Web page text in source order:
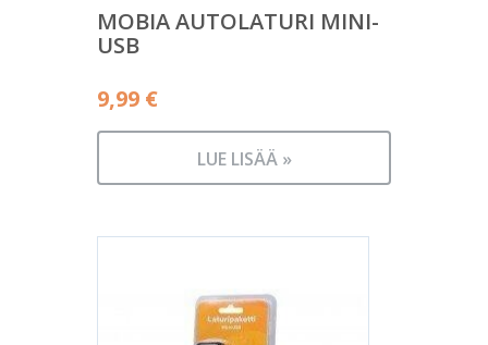
MOBIA AUTOLATURI MINI-
USB
9,99 €
LUE LISÄÄ »